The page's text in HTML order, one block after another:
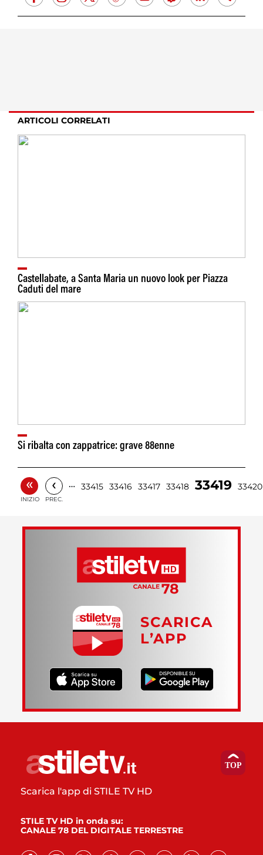
ARTICOLI CORRELATI
Castellabate, a Santa Maria un nuovo look per Piazza
Caduti del mare
Si ribalta con zappatrice: grave 88enne
«
INIZIO
‹
PREC.
… 33415 33416 33417 33418 33419 33420
SCARICA
L’APP
Scarica l'app di STILE TV HD
STILE TV HD in onda su:
CANALE 78 DEL DIGITALE TERRESTRE